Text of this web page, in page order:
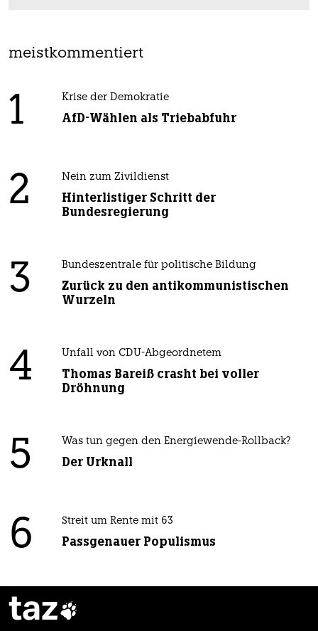
meistkommentiert
1 Krise der Demokratie
AfD-Wählen als Triebabfuhr
2 Nein zum Zivildienst
Hinterlistiger Schritt der
Bundesregierung
3 Bundeszentrale für politische Bildung
Zurück zu den antikommunistischen
Wurzeln
4 Unfall von CDU-Abgeordnetem
Thomas Bareiß crasht bei voller
Dröhnung
5 Was tun gegen den Energiewende-Rollback?
Der Urknall
6 Streit um Rente mit 63
Passgenauer Populismus
taz